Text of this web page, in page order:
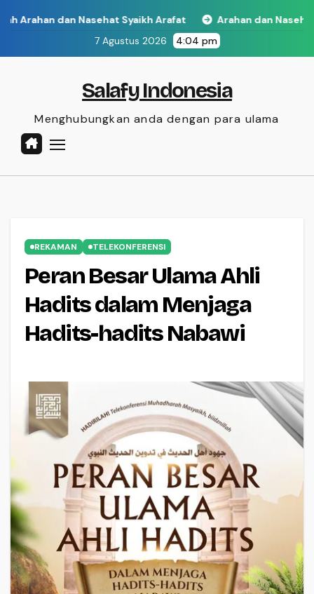
Nasehat Syaikh Arafat Arahan dan Nasehat
7 Agustus 2026
4:04 pm
Salafy Indonesia
Menghubungkan anda dengan para ulama
REKAMAN TELEKONFERENSI
Peran Besar Ulama Ahli
Hadits dalam Menjaga
Hadits-hadits Nabawi